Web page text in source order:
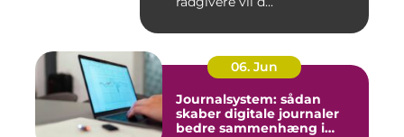
06. Jun
Journalsystem: sådan
skaber digitale journaler
bedre sammenhæng i